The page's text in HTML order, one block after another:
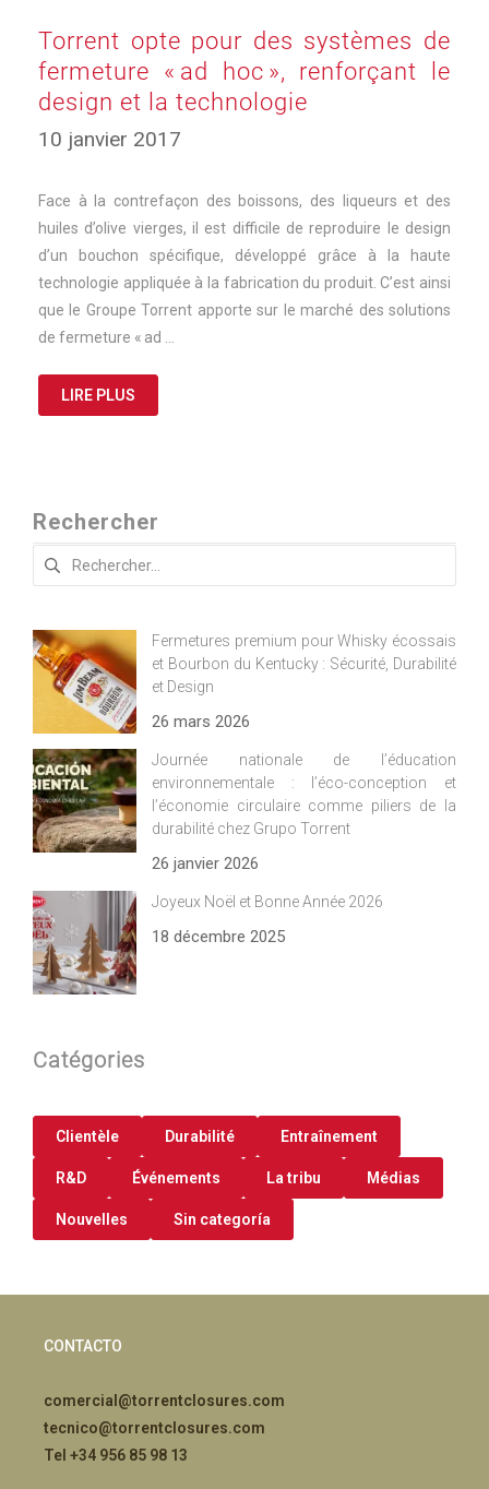
Torrent opte pour des systèmes de
fermeture « ad hoc », renforçant le
design et la technologie
10 janvier 2017
Face à la contrefaçon des boissons, des liqueurs et des
huiles d’olive vierges, il est difficile de reproduire le design
d’un bouchon spécifique, développé grâce à la haute
technologie appliquée à la fabrication du produit. C’est ainsi
que le Groupe Torrent apporte sur le marché des solutions
de fermeture « ad …
LIRE PLUS
Rechercher
Rechercher :
Fermetures premium pour Whisky écossais
et Bourbon du Kentucky : Sécurité, Durabilité
et Design
26 mars 2026
Journée nationale de l’éducation
environnementale : l’éco-conception et
l’économie circulaire comme piliers de la
durabilité chez Grupo Torrent
26 janvier 2026
Joyeux Noël et Bonne Année 2026
18 décembre 2025
Catégories
Clientèle Durabilité Entraînement
R&D Événements La tribu Médias
Nouvelles Sin categoría
CONTACTO
comercial@torrentclosures.com
tecnico@torrentclosures.com
Tel +34 956 85 98 13